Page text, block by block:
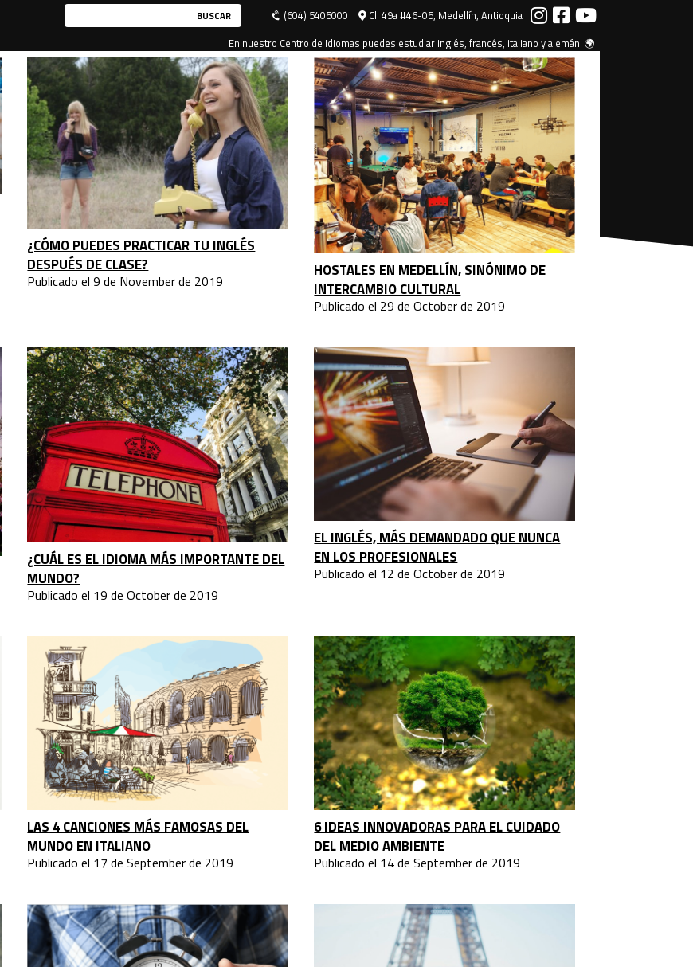
(604) 5405000
Cl. 49a #46-05, Medellín, Antioquia
En nuestro Centro de Idiomas puedes estudiar inglés, francés, italiano y alemán. 🌍
¿CÓMO PUEDES PRACTICAR TU INGLÉS
DESPUÉS DE CLASE?
Publicado el 9 de November de 2019
HOSTALES EN MEDELLÍN, SINÓNIMO DE
INTERCAMBIO CULTURAL
Publicado el 29 de October de 2019
¿CUÁL ES EL IDIOMA MÁS IMPORTANTE DEL
MUNDO?
Publicado el 19 de October de 2019
EL INGLÉS, MÁS DEMANDADO QUE NUNCA
EN LOS PROFESIONALES
Publicado el 12 de October de 2019
LAS 4 CANCIONES MÁS FAMOSAS DEL
MUNDO EN ITALIANO
Publicado el 17 de September de 2019
6 IDEAS INNOVADORAS PARA EL CUIDADO
DEL MEDIO AMBIENTE
Publicado el 14 de September de 2019